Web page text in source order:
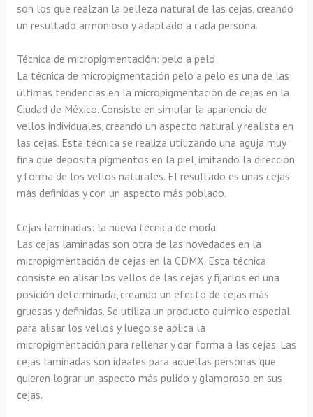
son los que realzan la belleza natural de las cejas, creando
un resultado armonioso y adaptado a cada persona.
Técnica de micropigmentación: pelo a pelo
La técnica de micropigmentación pelo a pelo es una de las
últimas tendencias en la micropigmentación de cejas en la
Ciudad de México. Consiste en simular la apariencia de
vellos individuales, creando un aspecto natural y realista en
las cejas. Esta técnica se realiza utilizando una aguja muy
fina que deposita pigmentos en la piel, imitando la dirección
y forma de los vellos naturales. El resultado es unas cejas
más definidas y con un aspecto más poblado.
Cejas laminadas: la nueva técnica de moda
Las cejas laminadas son otra de las novedades en la
micropigmentación de cejas en la CDMX. Esta técnica
consiste en alisar los vellos de las cejas y fijarlos en una
posición determinada, creando un efecto de cejas más
gruesas y definidas. Se utiliza un producto químico especial
para alisar los vellos y luego se aplica la
micropigmentación para rellenar y dar forma a las cejas. Las
cejas laminadas son ideales para aquellas personas que
quieren lograr un aspecto más pulido y glamoroso en sus
cejas.